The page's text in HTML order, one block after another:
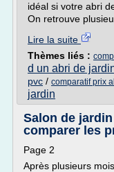
idéal si votre abri
On retrouve
Lire la suite
Thèmes liés :
d un abri de
pvc / comparatif prix
jardin
Salon de
comparer les
Page 2
Après plusieurs